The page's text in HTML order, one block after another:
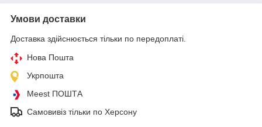
Умови доставки
Доставка здійснюється тільки по передоплаті.
Нова Пошта
Укрпошта
Meest ПОШТА
Самовивіз тільки по Херсону